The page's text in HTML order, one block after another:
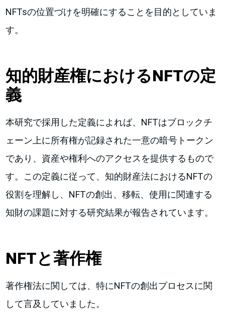
NFTsの位置づけを明確にすることを目的としていま
す。
知的財産権におけるNFTの定
義
本研究で採用した定義によれば、NFTはブロックチ
ェーン上に所有権が記録された一意の暗号トークン
であり、資産や権利へのアクセスを提供するもので
す。この定義に従って、知的財産法におけるNFTの
役割を理解し、NFTの創出、移転、使用に関連する
知財の課題に対する研究結果が報告されています。
NFTと著作権
著作権法に関しては、特にNFTの創出プロセスに関
して言及していました。